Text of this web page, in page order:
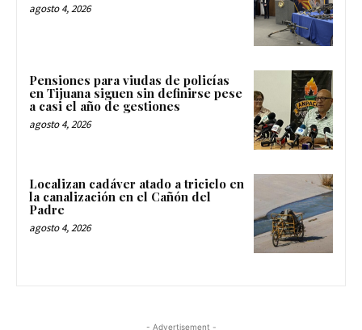
agosto 4, 2026
Pensiones para viudas de policías
en Tijuana siguen sin definirse pese
a casi el año de gestiones
agosto 4, 2026
Localizan cadáver atado a triciclo en
la canalización en el Cañón del
Padre
agosto 4, 2026
- Advertisement -